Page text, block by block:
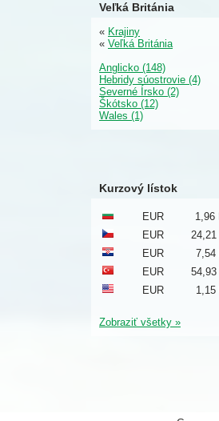
Veľká Británia
« Krajiny
« Veľká Británia
Anglicko (148)
Hebridy súostrovie (4)
Severné Írsko (2)
Škótsko (12)
Wales (1)
Kurzový lístok
EUR
1,96
EUR
EUR
7,54
EUR
EUR
1,15
Zobraziť všetky »